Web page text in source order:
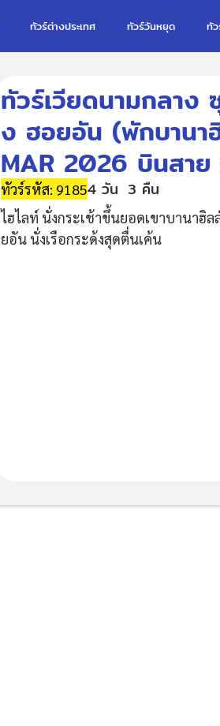
ทัวร์ต่างประเทศ ทัวร์วันหยุด ทัว
ทัวร์เวียดนามกลาง
ง ฮอยอัน (พักบาน
MAR 2026 บินสาย
ทัวร์รหัส: 91854 วัน 3 คืน
ไฮไลท์ นั่งกระเช้าขึ้นยอดเขาบานาฮิ
ยอัน นั่งเรือกระด้งสุดตื่นเค้น